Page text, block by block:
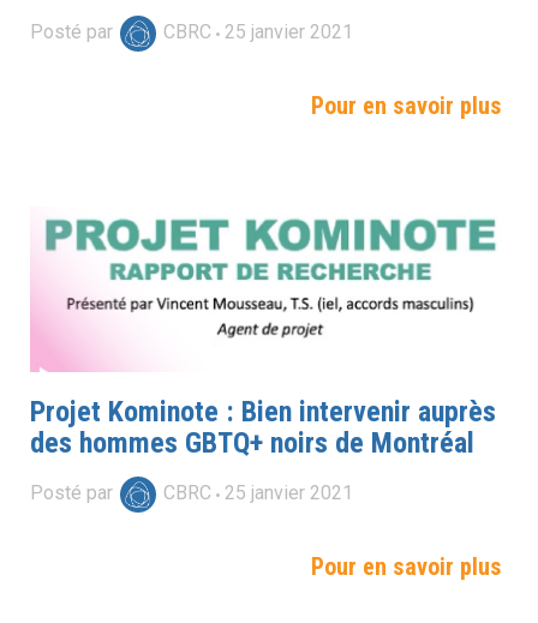
Posté par CBRC 25 janvier 2021
Pour en savoir plus
Projet Kominote : Bien intervenir auprès
des hommes GBTQ+ noirs de Montréal
Posté par CBRC 25 janvier 2021
Pour en savoir plus